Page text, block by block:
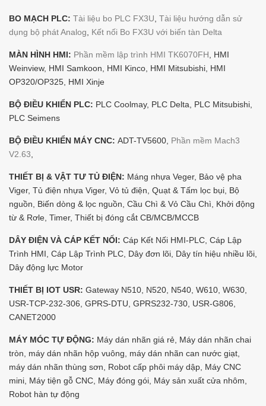
BO MẠCH PLC: Tài liệu bo PLC FX3U Tài liệu hướng dẫn sử
dụng bộ phát Analog
Kết nối Bo FX3U với biến tàn Delta
MÀN HÌNH HMI: Phần mềm lập trình HMI TK6070FH , HMI
Weinview, HMI Samkoon, HMI Kinco, HMI Mitsubishi, HMI
OP320/OP325, HMI Xinje
BỘ ĐIỀU KHIỂN PLC: PLC Coolmay, PLC Delta, PLC Mitsubishi,
PLC Seimens
BỘ ĐIỀU KHIỂN MÁY CNC: ADT-TV5600, Phần mềm Mach3
V2.63
THIẾT BỊ & VẬT TƯ TỦ ĐIỆN: Máng nhựa Veger, Bảo vệ pha
Viger, Tủ điện nhựa Viger, Vỏ tủ điện, Quạt & Tấm lọc bụi, Bộ
nguồn, Biến dòng & lọc nguồn, Cầu Chì & Vỏ Cầu Chì, Khởi động
từ & Rơle, Timer, Thiết bị đóng cắt CB/MCB/MCCB
DÂY ĐIỆN VÀ CÁP KẾT NỐI: Cáp Kết Nối HMI-PLC, Cáp Lập
Trình HMI, Cáp Lập Trình PLC, Dây đơn lõi, Dây tín hiệu nhiều lõi,
Dây động lực Motor
THIẾT BỊ IOT USR: Gateway N510, N520, N540, W610, W630,
USR-TCP-232-306, GPRS-DTU, GPRS232-730, USR-G806,
CANET2000
MÁY MÓC TỰ ĐỘNG: Máy dán nhãn giá rẻ, Máy dán nhãn chai
tròn, máy dán nhãn hộp vuông, máy dán nhãn can nước giạt,
máy dán nhãn thùng sơn, Robot cấp phôi máy dập, Máy CNC
mini, Máy tiện gỗ CNC, Máy đóng gói, Máy sản xuất cửa nhôm,
Robot hàn tự động